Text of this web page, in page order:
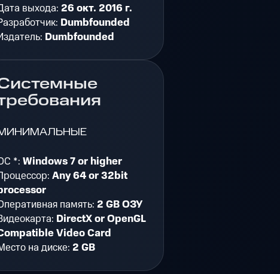
выхода: 26 окт. 2016 г.
Dumbfounded
Dumbfounded
*: Windows 7 or higher
Any 64 or 32bit
память: 2 GB ОЗУ
DirectX or OpenGL
Video Card
на диске: 2 GB